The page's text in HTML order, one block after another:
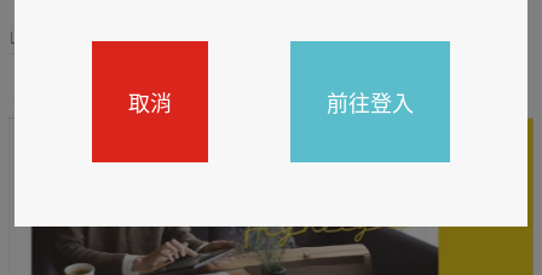
2026/06/20 - 2026/08/31 2026/06/20 - 2026/08/31
取消 前往登入